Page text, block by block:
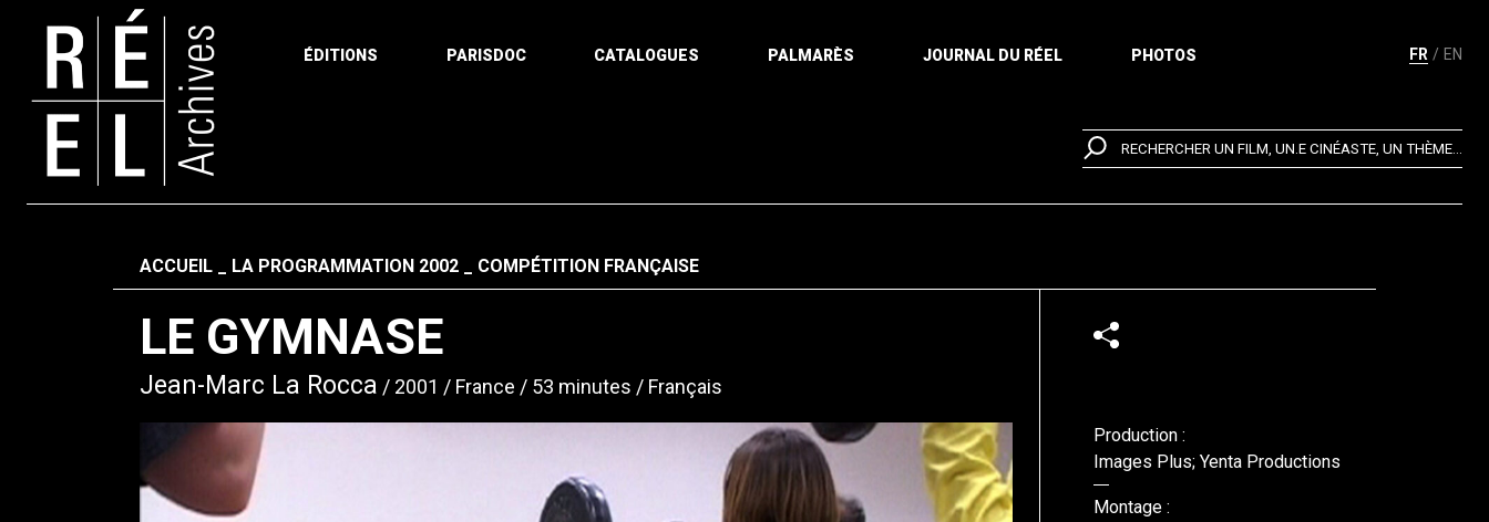
FR EN
ÉDITIONS PARISDOC CATALOGUES PALMARÈS JOURNAL DU RÉEL PHOTOS
RECHERCHER UN FILM, UN.E CINÉASTE, UN THÈME...
Fil d'ariane
ACCUEIL LA PROGRAMMATION 2002 COMPÉTITION FRANÇAISE
LE GYMNASE
Jean-Marc La Rocca 2001 France 53 minutes Français
Production :
Images Plus; Yenta Productions
Montage :